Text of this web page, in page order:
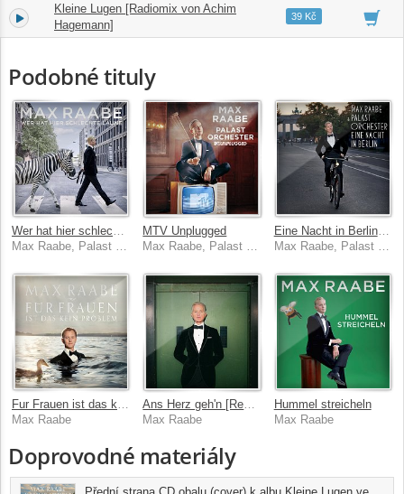
2.
Kleine Lugen [Radiomix von Achim
Hagemann]
03:1439 Kč
Podobné tituly
MTV Unplugged
Eine Nacht in Berlin [Live]
Fur Frauen ist das kein Problem
Max Raabe
Ans Herz geh'n [Rework]
Max Raabe
Hummel streicheln
Max Raabe
Doprovodné materiály